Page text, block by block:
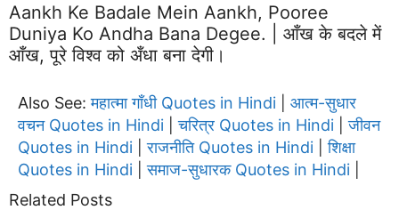
Aankh Ke Badale Mein Aankh, Pooree
Duniya Ko Andha Bana Degee. | आँख के बदले में
आँख, पूरे विश्व को अँधा बना देगी।
Also See:महात्मा गाँधी Quotes in Hindi
आत्म-सुधार
वचन Quotes in Hindi |चरित्र Quotes in Hindi |जीवन
Quotes in Hindi |राजनीति Quotes in Hindi |शिक्षा
Quotes in Hindi |समाज-सुधारक Quotes in Hindi
Related Posts